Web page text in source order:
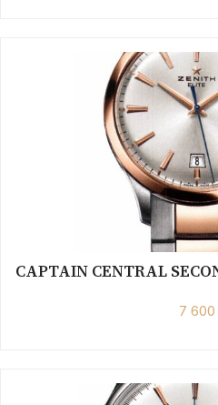
CAPTAIN CENTRAL
7